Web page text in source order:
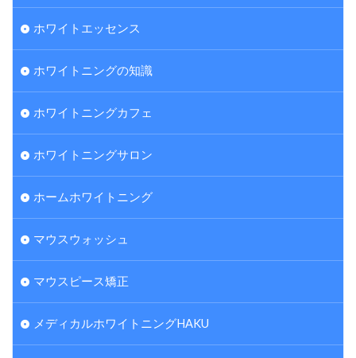
ホワイトエッセンス
ホワイトニングの知識
ホワイトニングカフェ
ホワイトニングサロン
ホームホワイトニング
マウスウォッシュ
マウスピース矯正
メディカルホワイトニングHAKU